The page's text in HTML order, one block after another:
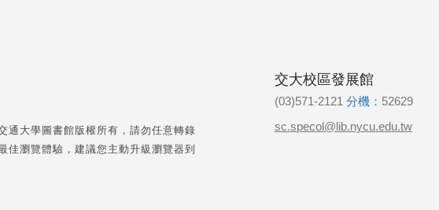
通大學圖書館版權所有，請勿任意轉錄
佳瀏覽體驗，建議您主動升級瀏覽器到
交大校區發展館
(03)571-2121 分機： 52629
sc.specol@lib.nycu.edu.tw